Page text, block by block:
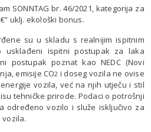
SONNTAG br. 46/2021, kategorija za
uklj. ekološki bonus.
su u skladu s realnijim ispitnim
usklađeni ispitni postupak za laka
postupak poznat kao NEDC (Novi
emisije CO2 i doseg vozila ne ovise
vozila, već na njih utječu i stil
tehničke prirode. Podaci o potrošnji
određeno vozilo i služe isključivo za